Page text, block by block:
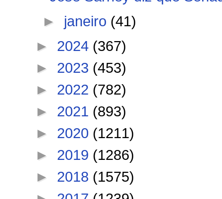
► janeiro (41)
► 2024 (367)
► 2023 (453)
► 2022 (782)
► 2021 (893)
► 2020 (1211)
► 2019 (1286)
► 2018 (1575)